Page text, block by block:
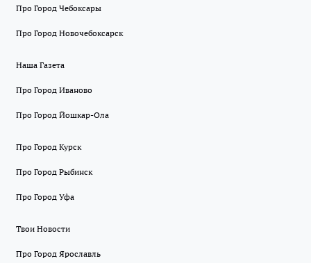
Про Город Чебоксары
Про Город Новочебоксарск
Наша Газета
Про Город Иваново
Про Город Йошкар-Ола
Про Город Курск
Про Город Рыбинск
Про Город Уфа
Твои Новости
Про Город Ярославль